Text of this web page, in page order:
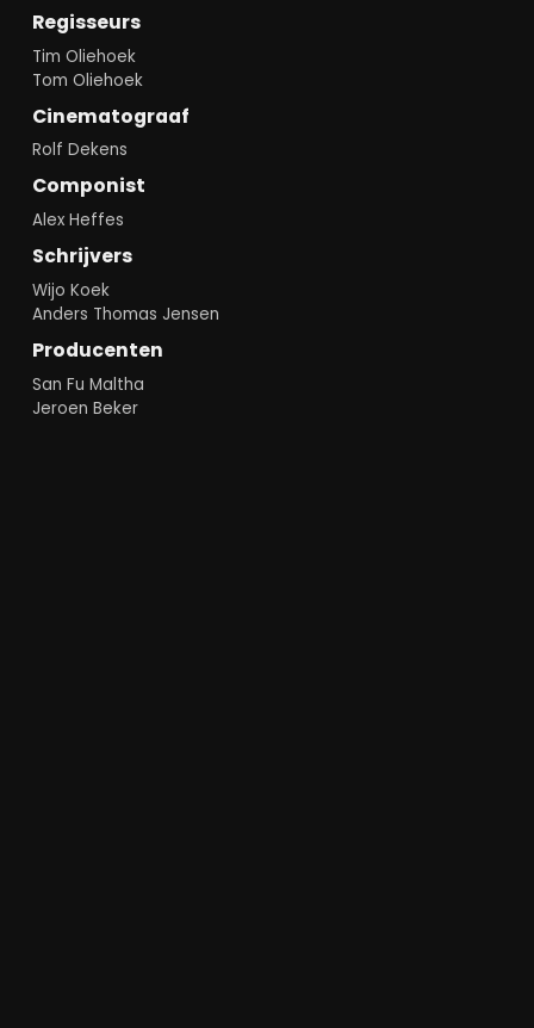
Regisseurs
Tim Oliehoek
Tom Oliehoek
Cinematograaf
Rolf Dekens
Componist
Alex Heffes
Schrijvers
Wijo Koek
Anders Thomas Jensen
Producenten
San Fu Maltha
Jeroen Beker